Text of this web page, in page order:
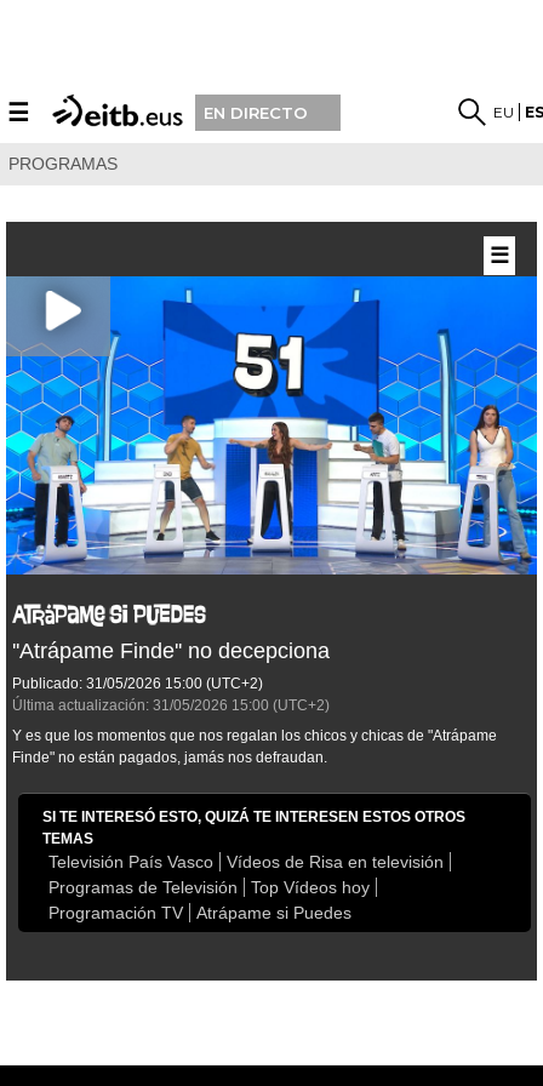
☰ EN DIRECTO EU
PROGRAMAS
''Atrápame Finde'' no decepciona
Publicado: 31/05/2026 15:00 (UTC+2)
Última actualización: 31/05/2026 15:00 (UTC+2)
Y es que los momentos que nos regalan los chicos y chicas de "Atrápame
Finde" no están pagados, jamás nos defraudan.
SI TE INTERESÓ ESTO, QUIZÁ TE INTERESEN ESTOS OTROS
TEMAS
Televisión País Vasco
Vídeos de Risa en televisión
Programas de Televisión
Top Vídeos hoy
Programación TV
Atrápame si Puedes
☰